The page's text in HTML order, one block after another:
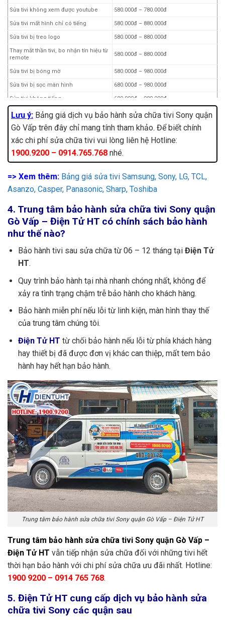
Sửa tivi không xem được youtube 580.000đ – 780.000đ
Sửa tivi mất hình chỉ có tiếng 580.000đ – 880.000đ
Sửa tivi bị treo logo 580.000đ – 880.000đ
Thay mắt thần tivi, bo nhận tín hiệu từ
remote
580.000đ – 880.000đ
Sửa tivi bị bóng mờ 580.000đ – 980.000đ
Sửa tivi bị sọc màn hình 680.000đ – 980.000đ
Sửa tivi không tiếng 680.000đ – 980.000đ
Sửa tivi chập chờn, board bị ẩm 680.000đ – 980.000đ
Sửa board nhận tín hiệu HDMI 680.000đ – 980.000đ
Sửa tivi hình ảnh chồng lên nhau 780.000đ – 1.280.000đ
Sửa nguồn cao áp tivi 780.000đ – 1.480.000đ
Sửa bo ( board ) mạch T-com của tivi 780.000đ – 980.000đ
Sửa tivi hiển thị không đúng màu 880.000đ – 1.280.000đ
Thay bộ led tivi ( đèn led backlight ) 1.380.000đ – 1.780.000đ
Các lỗi khác Liên hệ:1900.9200 – 0914.765.768
Lưu ý: Bảng giá dịch vụ bảo hành sửa chữa tivi Sony quận
Gò Vấp trên đây chỉ mang tính tham khảo. Để biết chính
xác chi phí sửa chữa tivi vui lòng liên hệ Hotline:
1900.9200 – 0914.765.768 nhé.
=> Xem thêm: Bảng giá sửa tivi Samsung, Sony, LG, TCL,
Asanzo, Casper, Panasonic, Sharp, Toshiba
4. Trung tâm bảo hành sửa chữa tivi Sony quận
Gò Vấp – Điện Tử HT có chính sách bảo hành
như thế nào?
Bảo hành tivi sau sửa chữa từ 06 – 12 tháng tại Điện Tử
HT.
Quy trình bảo hành tại nhà nhanh chóng nhất, không để
xảy ra tình trạng chậm trễ bảo hành cho khách hàng.
Bảo hành miễn phí nếu lỗi từ linh kiện, màn hình thay thế
của trung tâm chúng tôi.
Điện Tử HT từ chối bảo hành nếu lỗi từ phía khách hàng
hay thiết bị đã được đơn vị khác can thiệp, mất tem bảo
hành hay hết hạn bảo hành.
Trung tâm bảo hành sửa chữa tivi Sony quận Gò Vấp – Điện Tử HT
Trung tâm bảo hành sửa chữa tivi Sony quận Gò Vấp –
Điện Tử HT vẫn tiếp nhận sửa chữa đối với những tivi hết
thời hạn bảo hành với chi phí sửa chữa ưu đãi nhất. Hotline:
1900 9200 – 0914 765 768.
5. Điện Tử HT cung cấp dịch vụ bảo hành sửa
chữa tivi Sony các quận sau